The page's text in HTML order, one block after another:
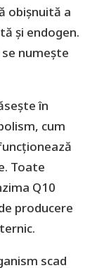
obișnuită a
și endogen.
numește
în
cum
Toate
Q10
producere
scad